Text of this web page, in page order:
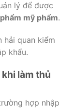
lý để được
mỹ phẩm.
hải quan kiểm
khẩu.
làm thủ
hợp nhập